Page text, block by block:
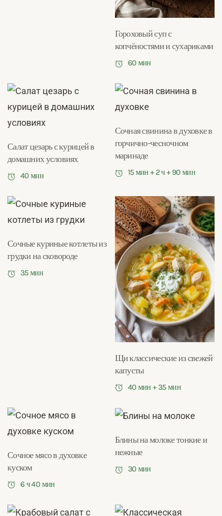
Гороховый суп с
копчёностями и сухариками
60 мин
Салат цезарь с курицей в
домашних условиях
40 мин
Сочная свинина в духовке в
горчично-чесночном
маринаде
15 мин + 2 ч + 90 мин
Сочные куриные котлеты из
грудки на сковороде
35 мин
Щи классические из свежей
капусты
40 мин + 35 мин
Сочное мясо в духовке
куском
6 ч 40 мин
Блины на молоке тонкие и
нежные
30 мин